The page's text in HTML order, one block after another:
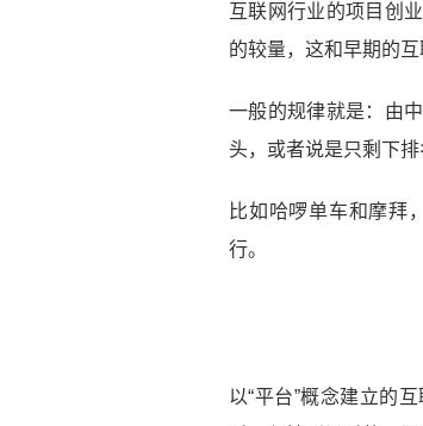
互联网行业的项目创
的较量，这和早期的
一般的规律就是：由
头，或者说是只剩下
比如哈啰单车和摩拜
行。
以“平台”概念建立的